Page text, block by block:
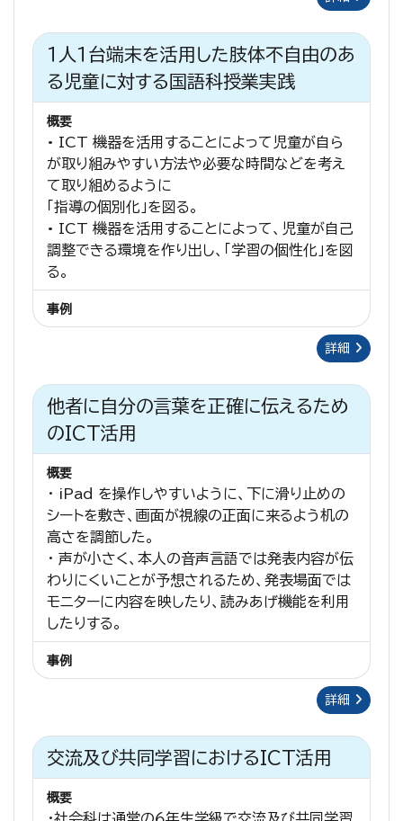
１人１台端末を活用した肢体不自由のあ
る児童に対する国語科授業実践
概要
• ICT 機器を活用することによって児童が自ら
が取り組みやすい方法や必要な時間などを考え
て取り組めるように
「指導の個別化」を図る。
• ICT 機器を活用することによって、児童が自己
調整できる環境を作り出し、「学習の個性化」を図
る。
事例
詳細
他者に自分の言葉を正確に伝えるため
のICT活用
概要
・ iPad を操作しやすいように、下に滑り止めの
シートを敷き、画面が視線の正面に来るよう机の
高さを調節した。
・ 声が小さく、本人の音声言語では発表内容が伝
わりにくいことが予想されるため、発表場面では
モニターに内容を映したり、読みあげ機能を利用
したりする。
事例
詳細
交流及び共同学習におけるICT活用
概要